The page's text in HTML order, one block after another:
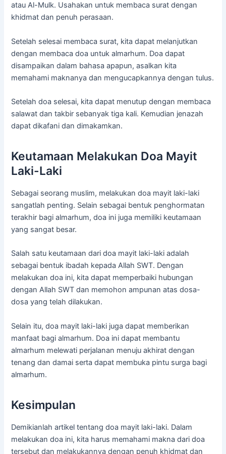
atau Al-Mulk. Usahakan untuk membaca surat dengan
khidmat dan penuh perasaan.
Setelah selesai membaca surat, kita dapat melanjutkan
dengan membaca doa untuk almarhum. Doa dapat
disampaikan dalam bahasa apapun, asalkan kita
memahami maknanya dan mengucapkannya dengan tulus.
Setelah doa selesai, kita dapat menutup dengan membaca
salawat dan takbir sebanyak tiga kali. Kemudian jenazah
dapat dikafani dan dimakamkan.
Keutamaan Melakukan Doa Mayit
Laki-Laki
Sebagai seorang muslim, melakukan doa mayit laki-laki
sangatlah penting. Selain sebagai bentuk penghormatan
terakhir bagi almarhum, doa ini juga memiliki keutamaan
yang sangat besar.
Salah satu keutamaan dari doa mayit laki-laki adalah
sebagai bentuk ibadah kepada Allah SWT. Dengan
melakukan doa ini, kita dapat memperbaiki hubungan
dengan Allah SWT dan memohon ampunan atas dosa-
dosa yang telah dilakukan.
Selain itu, doa mayit laki-laki juga dapat memberikan
manfaat bagi almarhum. Doa ini dapat membantu
almarhum melewati perjalanan menuju akhirat dengan
tenang dan damai serta dapat membuka pintu surga bagi
almarhum.
Kesimpulan
Demikianlah artikel tentang doa mayit laki-laki. Dalam
melakukan doa ini, kita harus memahami makna dari doa
tersebut dan melakukannya dengan penuh khidmat dan